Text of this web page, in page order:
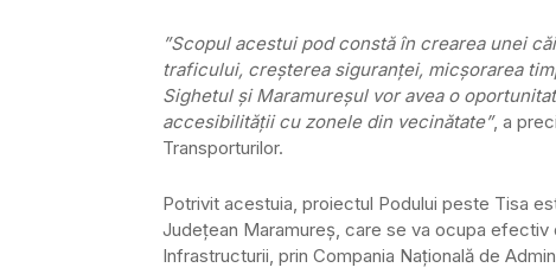
”Scopul acestui pod constă în crearea unei
traficului, creșterea siguranței, micșorarea
Sighetul și Maramureșul vor avea o
accesibilității cu zonele din vecinătate”, a
Transporturilor.
Potrivit acestuia, proiectul Podului peste Tisa
Județean Maramureș, care se va ocupa
Infrastructurii, prin Compania Națională de